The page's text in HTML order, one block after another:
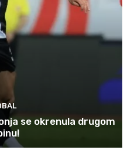
se okrenula drugom